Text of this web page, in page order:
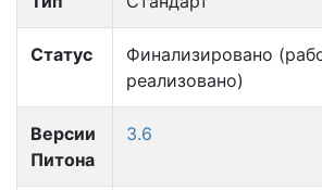
Статус
Финализировано
реализовано)
Версии
Питона
3.6